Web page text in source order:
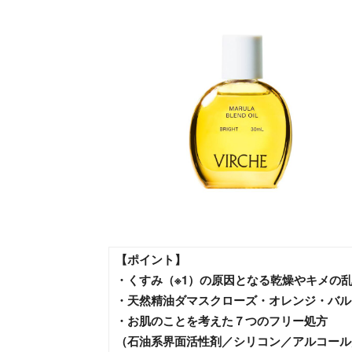
【ポイント】
・くすみ（※1）の原因となる乾燥やキメの
・天然精油ダマスクローズ・オレンジ・バ
・お肌のことを考えた７つのフリー処方
（石油系界面活性剤／シリコン／アルコー